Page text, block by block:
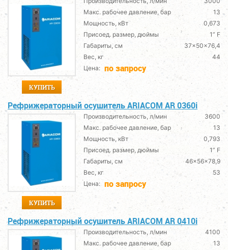
КУПИТЬ
Макс. рабочее давление, бар
13
Мощность, кВт
0,673
Присоед. размер, дюймы
1” F
Габариты, см
37x50x76,4
Вес, кг
44
Цена: по запросу
Рефрижераторный осушитель ARIACOM AR 0360i
КУПИТЬ
Производительность, л/мин
3600
Макс. рабочее давление, бар
13
Мощность, кВт
0,793
Присоед. размер, дюймы
1” F
Габариты, см
46x56x78,9
Вес, кг
53
Цена: по запросу
Рефрижераторный осушитель ARIACOM AR 0410i
Производительность, л/мин
4100
Макс. рабочее давление, бар
13